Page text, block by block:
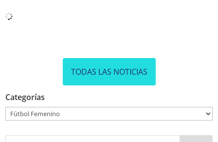
TODAS LAS NOTICIAS
Categorías
Categorías